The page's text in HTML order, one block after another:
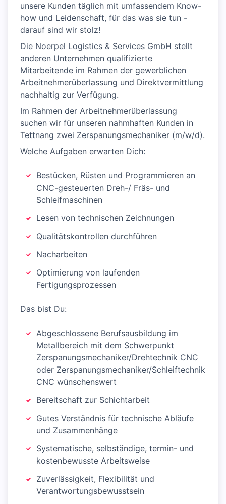
unsere Kunden täglich mit umfassendem Know-
how und Leidenschaft, für das was sie tun -
darauf sind wir stolz!
Die Noerpel Logistics & Services GmbH stellt
anderen Unternehmen qualifizierte
Mitarbeitende im Rahmen der gewerblichen
Arbeitnehmerüberlassung und Direktvermittlung
nachhaltig zur Verfügung.
Im Rahmen der Arbeitnehmerüberlassung
suchen wir für unseren nahmhaften Kunden in
Tettnang zwei Zerspanungsmechaniker (m/w/d).
Welche Aufgaben erwarten Dich:
Bestücken, Rüsten und Programmieren an
CNC-gesteuerten Dreh-/ Fräs- und
Schleifmaschinen
Lesen von technischen Zeichnungen
Qualitätskontrollen durchführen
Nacharbeiten
Optimierung von laufenden
Fertigungsprozessen
Das bist Du:
Abgeschlossene Berufsausbildung im
Metallbereich mit dem Schwerpunkt
Zerspanungsmechaniker/Drehtechnik CNC
oder Zerspanungsmechaniker/Schleiftechnik
CNC wünschenswert
Bereitschaft zur Schichtarbeit
Gutes Verständnis für technische Abläufe
und Zusammenhänge
Systematische, selbständige, termin- und
kostenbewusste Arbeitsweise
Zuverlässigkeit, Flexibilität und
Verantwortungsbewusstsein